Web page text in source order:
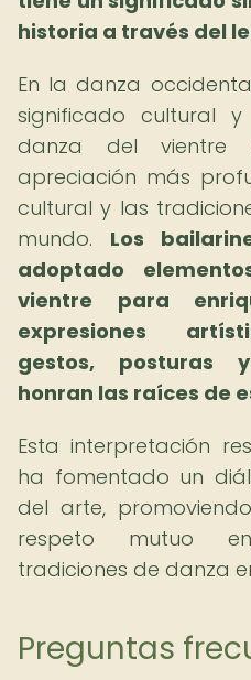
historia a través del
En la danza
significado cultural
danza del
apreciación más
cultural y las
mundo. Los
adoptado
vientre para
expresiones
gestos, posturas
honran las raíces de
Esta interpretación
ha fomentado un
del arte,
respeto mutuo
tradiciones de danza
Preguntas